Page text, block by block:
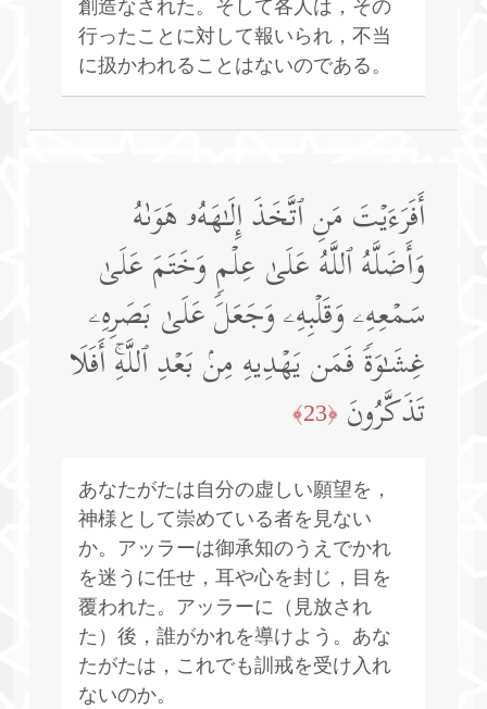
創造なされた。そして各人は，その
行ったことに対して報いられ，不当
に扱かわれることはないのである。
أَفَرَءَیۡتَ مَنِ ٱتَّخَذَ إِلَـٰهَهُۥ هَوَىٰهُ
وَأَضَلَّهُ ٱللَّهُ عَلَىٰ عِلۡمࣲ وَخَتَمَ عَلَىٰ
سَمۡعِهِۦ وَقَلۡبِهِۦ وَجَعَلَ عَلَىٰ بَصَرِهِۦ
غِشَـٰوَةࣰ فَمَن یَهۡدِیهِ مِنۢ بَعۡدِ ٱللَّهِۚ أَفَلَا
تَذَكَّرُونَ ﴿23﴾
あなたがたは自分の虚しい願望を，
神様として崇めている者を見ない
か。アッラーは御承知のうえでかれ
を迷うに任せ，耳や心を封じ，目を
覆われた。アッラーに（見放され
た）後，誰がかれを導けよう。あな
たがたは，これでも訓戒を受け入れ
ないのか。